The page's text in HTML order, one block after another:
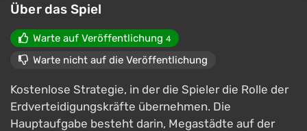
Über das Spiel
Warte auf Veröffentlichung 4
Warte nicht auf die Veröffentlichung
Kostenlose Strategie, in der die Spieler die Rolle der
Erdverteidigungskräfte übernehmen. Die
Hauptaufgabe besteht darin, Megastädte auf der